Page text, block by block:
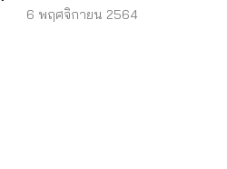
เปรียบผู้บริโภค
6 พฤศจิกายน 2564